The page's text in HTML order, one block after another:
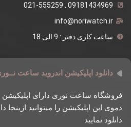
09181434969 , 021-555259
info@noriwatch.ir
ساعت کاری دفتر : 9 الی 18
دانلود اپلیکیشن اندروید ساعت
فروشگاه ساعت نوری دارای اپلیکیشن
دموی این اپلیکیشن را میتوانید ازینجا
دانلود نمایید